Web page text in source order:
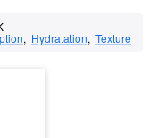
, Hydratation, Texture